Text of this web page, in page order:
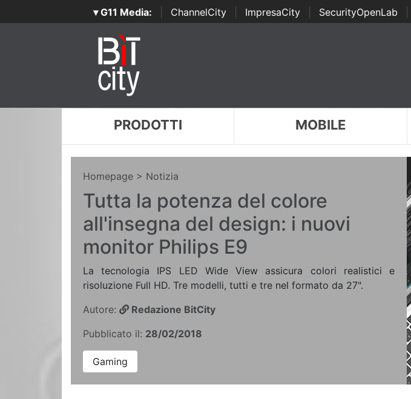
▾ G11 Media: ChannelCity ImpresaCity SecurityOpenLab
Awards
PRODOTTI MOBILE
Homepage > Notizia
Tutta la potenza del colore
all'insegna del design: i nuovi
monitor Philips E9
La tecnologia IPS LED Wide View assicura colori realistici e
risoluzione Full HD. Tre modelli, tutti e tre nel formato da 27".
Autore:
Redazione BitCity
Pubblicato il: 28/02/2018
Gaming